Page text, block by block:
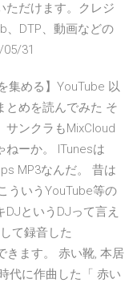
ただけます。クレジ
、DTP、動画などの
31
集める】YouTube 以
とめを読んでみた そ
サンクラもMixCloud
ねーか。 ITunesは
MP3なんだ。 昔は
ういうYouTube等の
というDJって言え
て録音した
きます。 赤い靴, 本居
代に作曲した「 赤い